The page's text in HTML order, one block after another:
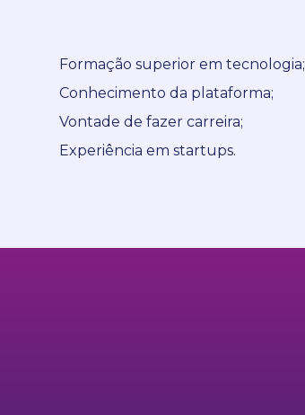
Formação superior em tecnologia;
Conhecimento da plataforma;
Vontade de fazer carreira;
Experiência em startups.